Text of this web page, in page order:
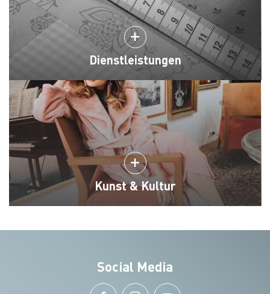
Dienstleistungen
Kunst & Kultur
Social Media